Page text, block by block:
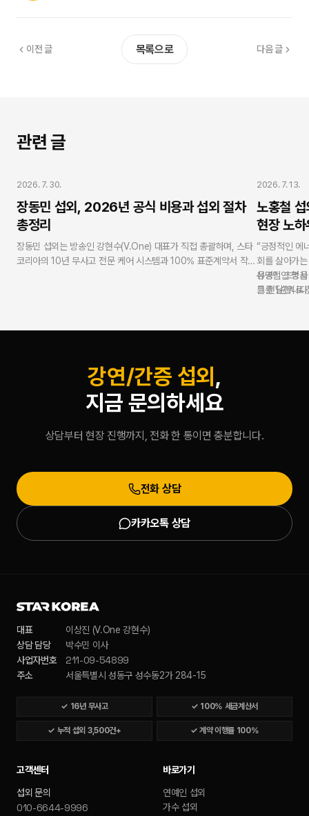
이전 글 목록으로 다음 글
관련 글
2026. 7. 30.
장동민 섭외, 2026년 공식 비용과 섭외 절차
총정리
장동민 섭외는 방송인 강현수(V.One) 대표가 직접 총괄하며, 스타
코리아의 10년 무사고 전문 케어 시스템과 100% 표준계약서 작성
를 제공합니다.
2026. 7. 13.
노홍철
현장 노하
“긍정적인 에
회를 살아가
유명인 초청
를 전달합니다
성공적인 명
그를 1순위로
표준 계약 준
강연/간증 섭외 ,
지금 문의하세요
상담부터 현장 진행까지, 전화 한 통이면 충분합니다.
전화 상담
카카오톡 상담
대표
이상진 (V.One 강현수)
상담 담당
박수민 이사
사업자번호
211-09-54899
주소 서울특별시 성동구 성수동2가 284-15
✓ 16년 무사고 ✓ 100% 세금계산서
✓ 누적 섭외 3,500건+ ✓ 계약 이행률 100%
고객센터
섭외 문의
010-6644-9996
바로가기
연예인 섭외
가수 섭외